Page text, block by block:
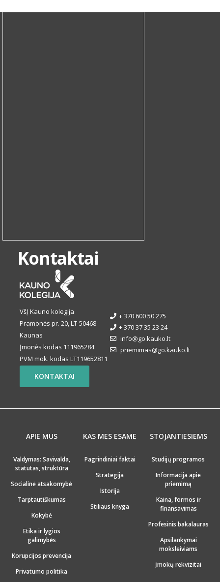
Kontaktai
VšĮ Kauno kolegija
Pramonės pr. 20, LT-50468
Kaunas
Įmonės kodas 111965284
PVM mok. kodas LT119652811
+ 370 600 50 275
+ 370 37 35 23 24
info@go.kauko.lt
priemimas@go.kauko.lt
KONTAKTAI
APIE MUS
Valdymas: Savivalda,
statutas, struktūra
Socialinė atsakomybė
Tarptautiškumas
Kokybė
Etika ir lygios
galimybės
Korupcijos prevencija
Privatumo politika
KAS MES ESAME
Pagrindiniai faktai
Strategija
Istorija
Stiliaus knyga
STOJANTIESIEMS
Studijų programos
Informacija apie
priėmimą
Kaina, formos ir
finansavimas
Profesinis bakalauras
Apsilankymai
moksleiviams
Įmokų rekvizitai